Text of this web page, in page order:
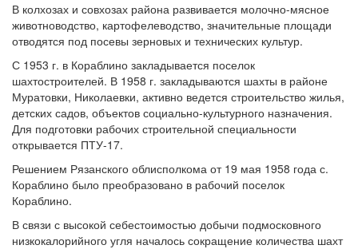
В колхозах и совхозах района развивается молочно-мясное
животноводство, картофелеводство, значительные площади
отводятся под посевы зерновых и технических культур.
С 1953 г. в Кораблино закладывается поселок
шахтостроителей. В 1958 г. закладываются шахты в районе
Муратовки, Николаевки, активно ведется строительство жилья,
детских садов, объектов социально-культурного назначения.
Для подготовки рабочих строительной специальности
открывается ПТУ-17.
Решением Рязанского облисполкома от 19 мая 1958 года с.
Кораблино было преобразовано в рабочий поселок
Кораблино.
В связи с высокой себестоимостью добычи подмосковного
низкокалорийного угля началось сокращение количества шахт